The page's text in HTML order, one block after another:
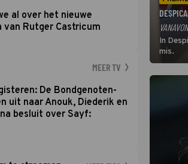
al over het nieuwe
van Rutger Castricum
MEER TV
De Bondgenoten-
uit naar Anouk, Diederik en
besluit over Sayf:
In
mis.